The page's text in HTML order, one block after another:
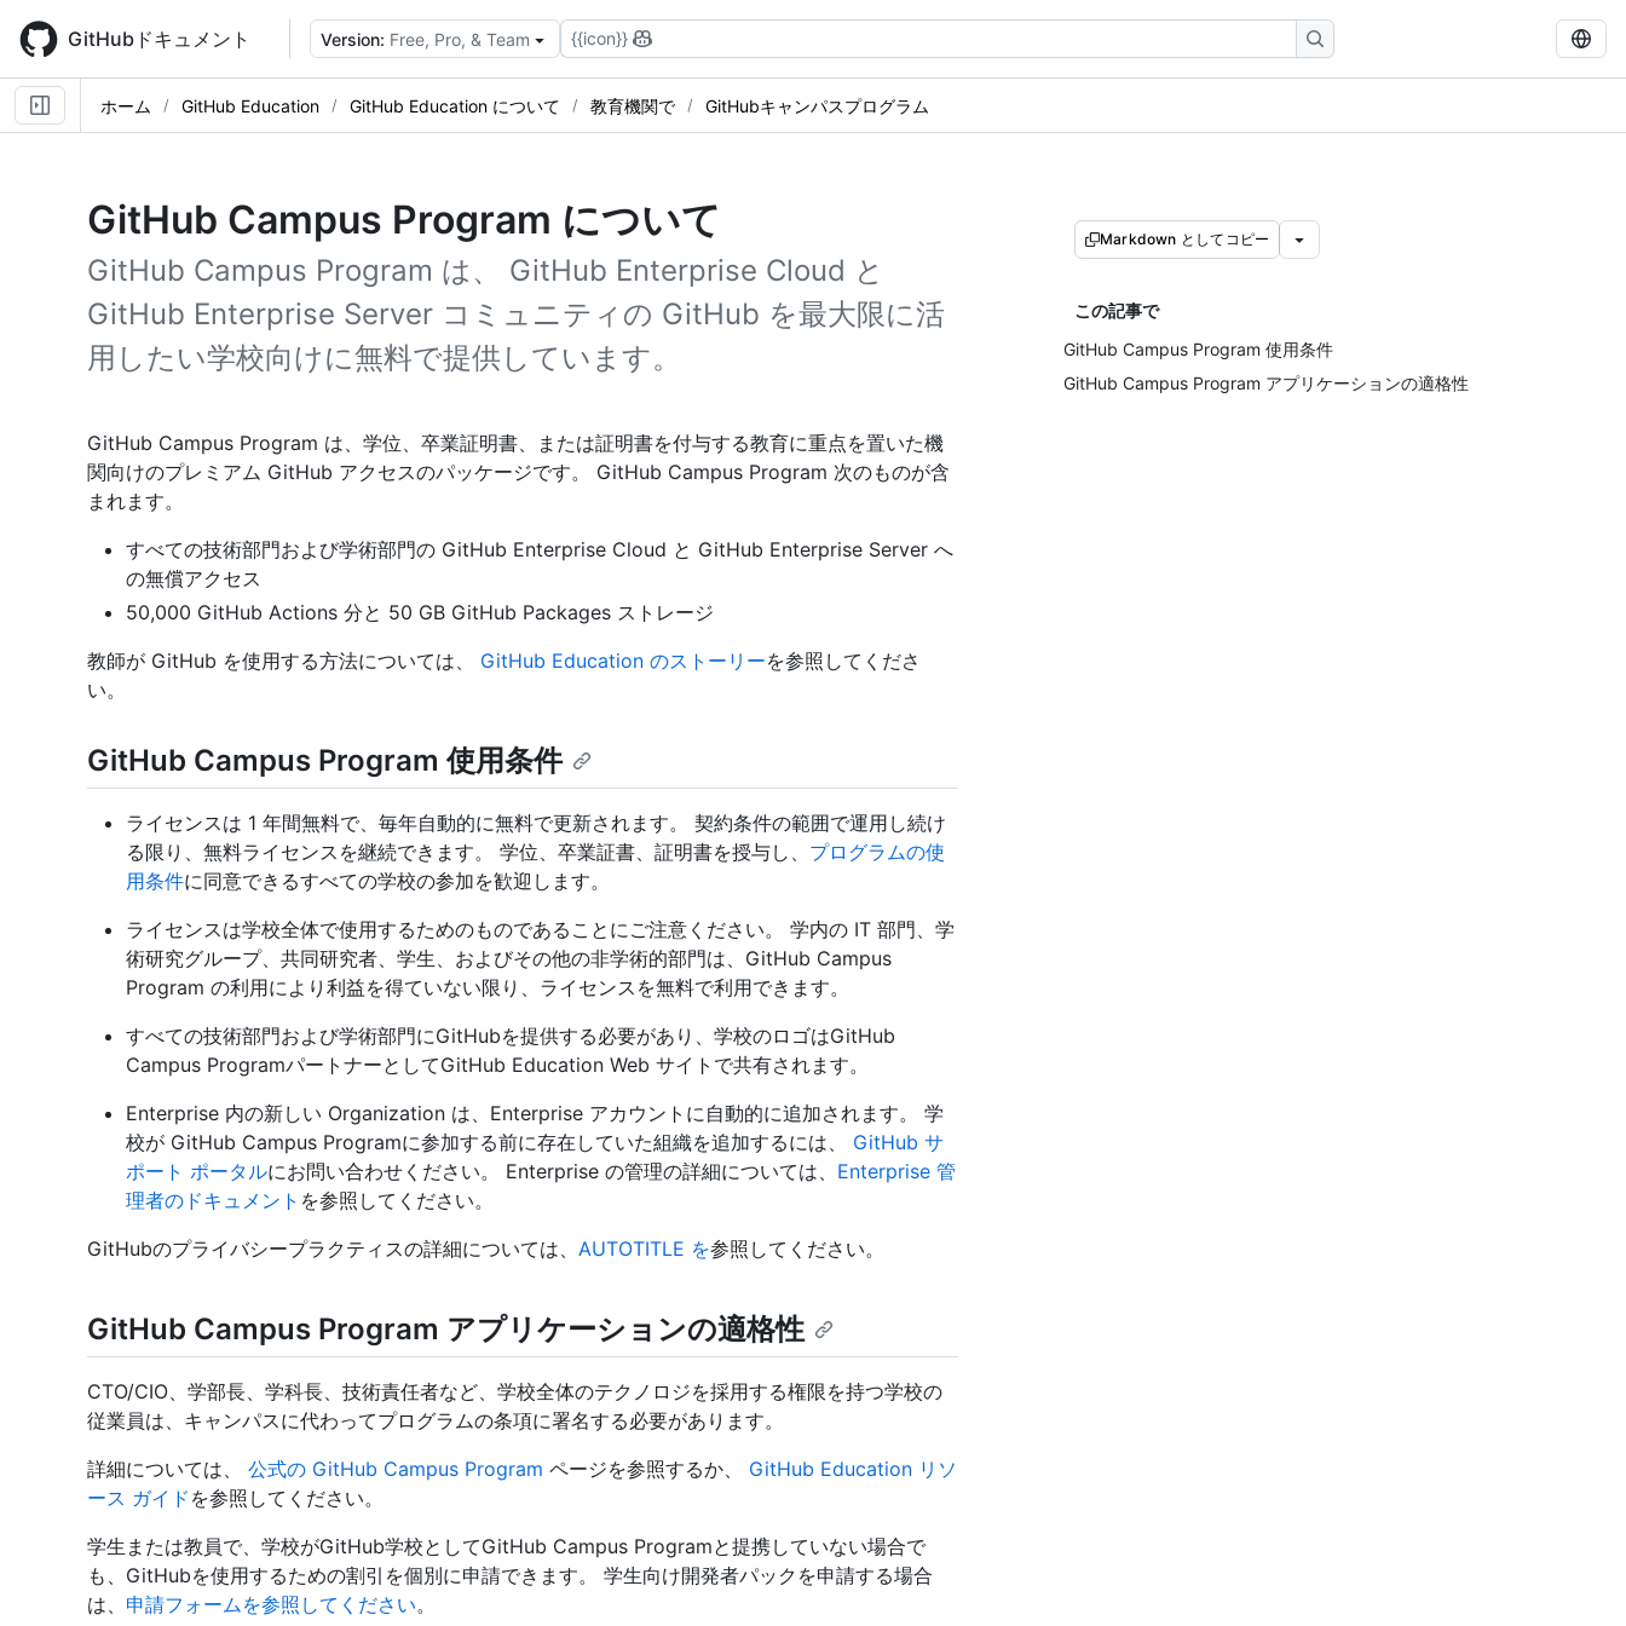
main
content
GitHubドキュメント Version: Free, Pro, & Team {{icon}}
ホーム GitHub Education GitHub Education について 教育機関で GitHubキャンパスプログラム
GitHub Campus Program について
GitHub Campus Program は、 GitHub Enterprise Cloud と
GitHub Enterprise Server コミュニティの GitHub を最大限に活
用したい学校向けに無料で提供しています。
Markdown としてコピー
この記事で
GitHub Campus Program 使用条件
GitHub Campus Program アプリケーションの適格性
GitHub Campus Program は、学位、卒業証明書、または証明書を付与する教育に重点を置いた機
関向けのプレミアム GitHub アクセスのパッケージです。 GitHub Campus Program 次のものが含
まれます。
すべての技術部門および学術部門の GitHub Enterprise Cloud と GitHub Enterprise Server へ
の無償アクセス
50,000 GitHub Actions 分と 50 GB GitHub Packages ストレージ
教師が GitHub を使用する方法については、 GitHub Education のストーリーを参照してくださ
い。
GitHub Campus Program 使用条件
ライセンスは 1 年間無料で、毎年自動的に無料で更新されます。 契約条件の範囲で運用し続け
る限り、無料ライセンスを継続できます。 学位、卒業証書、証明書を授与し、 プログラムの使
用条件に同意できるすべての学校の参加を歓迎します。
ライセンスは学校全体で使用するためのものであることにご注意ください。 学内の IT 部門、学
術研究グループ、共同研究者、学生、およびその他の非学術的部門は、GitHub Campus
Program の利用により利益を得ていない限り、ライセンスを無料で利用できます。
すべての技術部門および学術部門にGitHubを提供する必要があり、学校のロゴはGitHub
Campus ProgramパートナーとしてGitHub Education Web サイトで共有されます。
Enterprise 内の新しい Organization は、Enterprise アカウントに自動的に追加されます。 学
校が GitHub Campus Programに参加する前に存在していた組織を追加するには、 GitHub サ
ポート ポータルにお問い合わせください。 Enterprise の管理の詳細については、 Enterprise 管
理者のドキュメント を参照してください。
GitHubのプライバシープラクティスの詳細については、 AUTOTITLE を参照してください。
GitHub Campus Program アプリケーションの適格性
CTO/CIO、学部長、学科長、技術責任者など、学校全体のテクノロジを採用する権限を持つ学校の
従業員は、キャンパスに代わってプログラムの条項に署名する必要があります。
詳細については、 公式の GitHub Campus Program ページを参照するか、 GitHub Education リソ
ース ガイド を参照してください。
学生または教員で、学校がGitHub学校としてGitHub Campus Programと提携していない場合で
も、GitHubを使用するための割引を個別に申請できます。 学生向け開発者パックを申請する場合
は、 申請フォームを参照してください。